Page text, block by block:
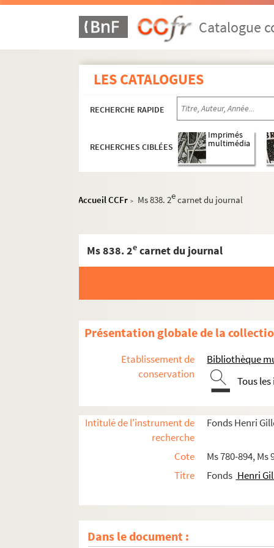
Catalogue
LES CATALOGUES
RECHERCHE RAPIDE
RECHERCHES CIBLÉES
Imprimés
multimédia
Accueil CCFr > Ms 838. 2ecarnet du journal
Ms 838. 2e carnet du journal
Présentation globale de la
Etablissement de
conservation
Bibliothèque
Tous
Intitulé de l'instrument de
recherche
Fonds Henri
Cote
Ms 780-894, Ms
Titre
Fonds Henri
Dans le document :